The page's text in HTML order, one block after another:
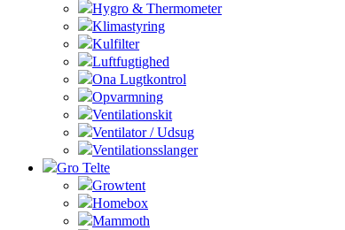
Hygro & Thermometer
Klimastyring
Kulfilter
Luftfugtighed
Ona Lugtkontrol
Opvarmning
Ventilationskit
Ventilator / Udsug
Ventilationsslanger
Gro Telte
Growtent
Homebox
Mammoth